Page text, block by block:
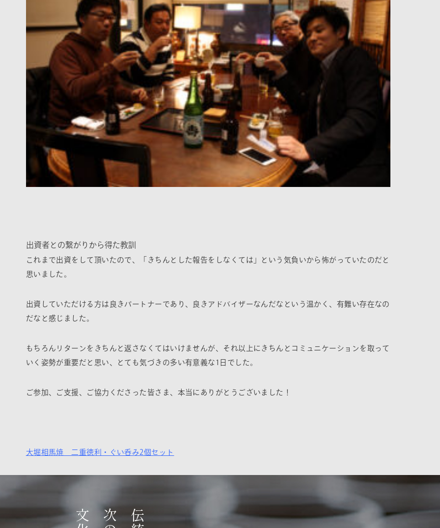
出資者との繋がりから得た教訓
これまで出資をして頂いたので、「きちんとした報告をしなくては」という気負いから怖がっていたのだと
思いました。
出資していただける方は良きパートナーであり、良きアドバイザーなんだなという温かく、有難い存在なの
だなと感じました。
もちろんリターンをきちんと返さなくてはいけませんが、それ以上にきちんとコミュニケーションを取って
いく姿勢が重要だと思い、とても気づきの多い有意義な1日でした。
ご参加、ご支援、ご協力くださった皆さま、本当にありがとうございました！
大堀相馬焼 二重徳利・ぐい呑み2個セット